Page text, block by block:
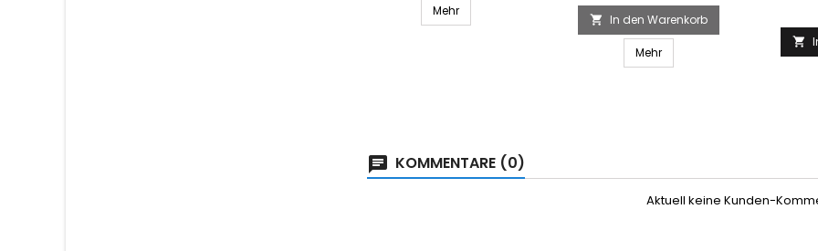
Mehr
 In den Warenkorb
Mehr

KOMMENTARE (0)
Aktuell keine Kunden-